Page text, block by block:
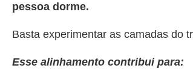
pessoa dorme.
Basta experimentar as camadas do
Esse alinhamento contribui para: